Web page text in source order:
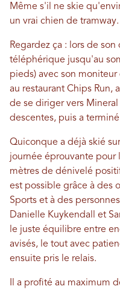
Même s'il ne skie
un vrai chien de tramway.
Regardez ça : lors de
téléphérique jusqu'au
pieds) avec son
au restaurant Chips Run,
de se diriger vers
descentes, puis a
Quiconque a déjà skié
journée éprouvante pour
mètres de dénivelé
est possible grâce à des
Sports et à des
Danielle Kuykendall et
le juste équilibre entre
avisés, le tout avec
ensuite pris le relais.
Il a profité au maximum